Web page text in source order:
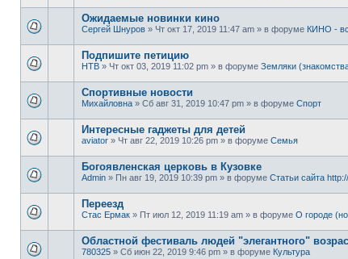
Ожидаемые новинки кино
Сергей Шнуров » Чт окт 17, 2019 11:47 am » в форуме КИНО -
Подпишите петицию
НТВ » Чт окт 03, 2019 11:02 pm » в форуме Земляки
Спортивные новости
Михайловна » Сб авг 31, 2019 10:47 pm » в форуме Спорт
Интересные гаджеты для детей
aviator » Чт авг 22, 2019 10:26 pm » в форуме Семья
Богоявленская церковь в Кузовке
Admin » Пн авг 19, 2019 10:39 pm » в форуме Статьи сайта
Переезд
Стас Ермак » Пт июл 12, 2019 11:19 am » в форуме О городе
Областной фестиваль людей "элегантного"
780325 » Сб июн 22, 2019 9:46 pm » в форуме Культура